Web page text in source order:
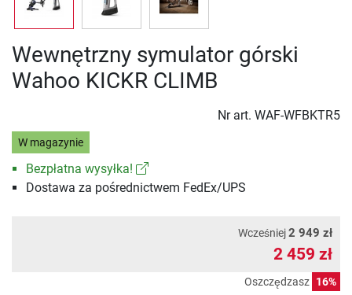
Wewnętrzny symulator górski
Wahoo KICKR CLIMB
Nr art. WAF-WFBKTR5
W magazynie
Bezpłatna wysyłka!
Dostawa za pośrednictwem FedEx/UPS
Wcześniej2 949 zł
2 459 zł
Oszczędzasz 16%